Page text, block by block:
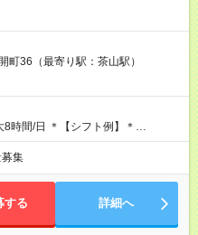
お越しいただきたいと思っていま
ないので、安定した給与が入りま
す。このあたりは柔軟に対応する
がありま
せん。 【試用期間】試
2ヶ月 雇用形態、給与は本採用時
町36（最寄り駅：茶山駅）
時間/日 ＊【シフト例】＊
20:00 (3) 12:00～21:00 など ◎
間です。中抜けシフトなどはあり
ますのでおっしゃってください！
集
する 詳細へ